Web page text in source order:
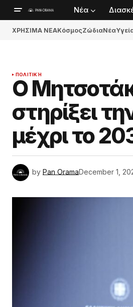
Νέα
ΧΡΗΣΙΜΑ ΝΕΑΚόσμοςΖώδιαΝέα
ΠΟΛΙΤΙΚΉ
Ο
στηρίξει
μέχρι το
by Pan OramaDecember 1,